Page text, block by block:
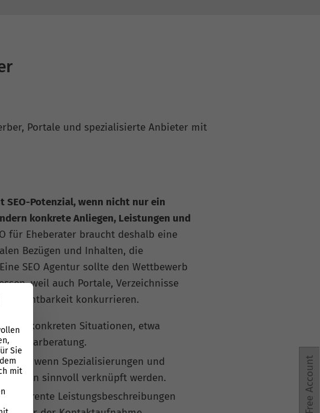
Portale und spezialisierte Anbieter mit
SEO-Potenzial, wenn nicht nur ein
konkrete Anliegen, Leistungen und
für Eheberater braucht deshalb eine
Bezügen und Inhalten, die
SEO Agentur sollte den Wettbewerb
weil auch Portale, Verzeichnisse
Sichtbarkeit konkurrieren.
aus konkreten Situationen, etwa
Paarberatung.
wenn Spezialisierungen und
intern sinnvoll verknüpft werden.
Leistungsbeschreibungen
Free Account
Sie
mit